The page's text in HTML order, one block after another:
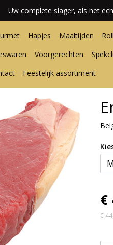
Uw complete slager, als het
Hapjes Maaltijden
Voorgerechten
Feestelijk assortiment
€
€